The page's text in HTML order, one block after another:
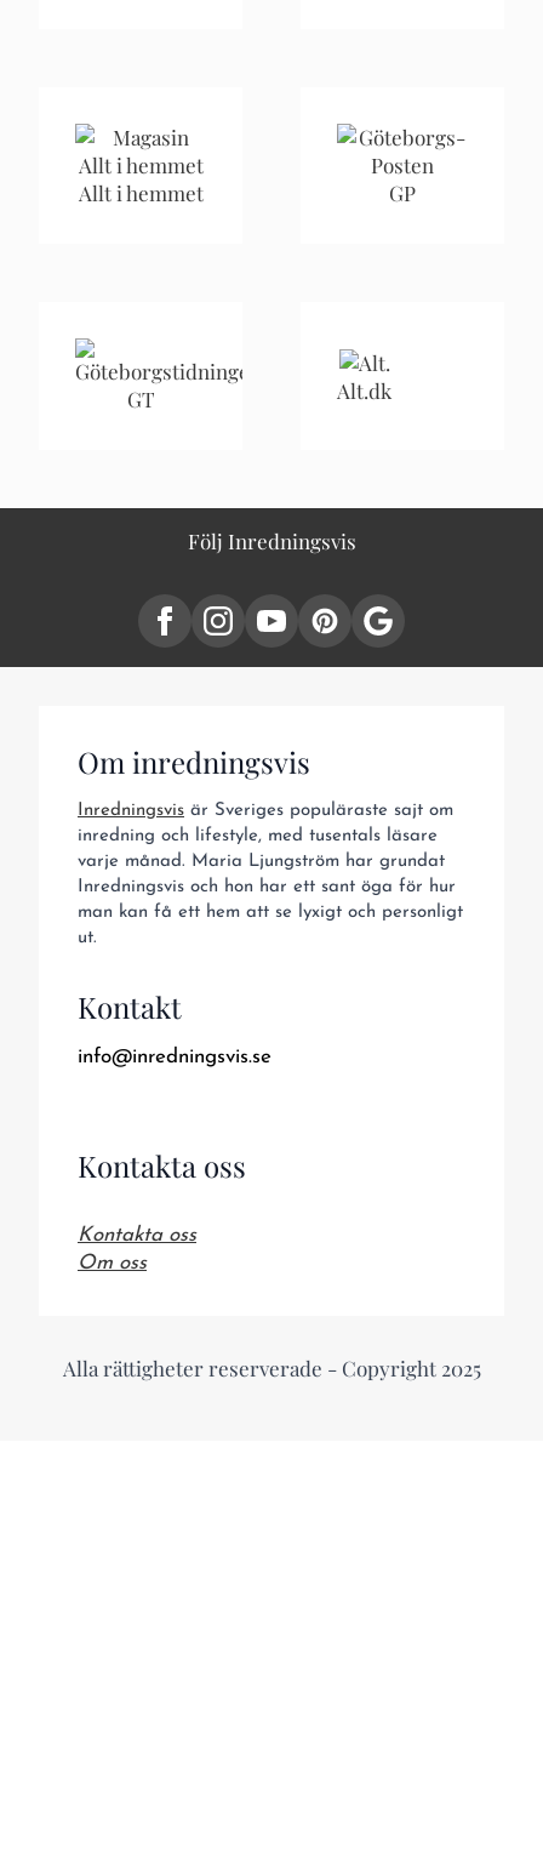
Allt i hemmet GP
GT Alt.dk
Följ Inredningsvis
Om inredningsvis
Inredningsvis är Sveriges populäraste sajt om
inredning och lifestyle, med tusentals läsare
varje månad. Maria Ljungström har grundat
Inredningsvis och hon har ett sant öga för hur
man kan få ett hem att se lyxigt och personligt
ut.
Kontakt
info@inredningsvis.se
Kontakta oss
Kontakta oss
Om oss
Alla rättigheter reserverade - Copyright 2025